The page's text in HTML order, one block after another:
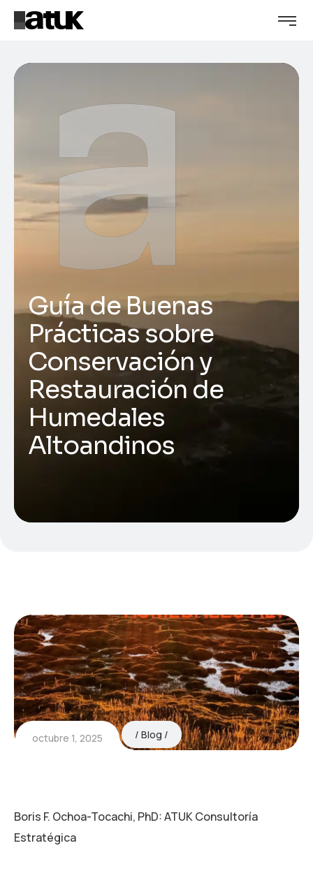
Guía de Buenas
Prácticas sobre
Conservación y
Restauración de
Humedales
Altoandinos
octubre 1, 2025 Blog
Boris F. Ochoa-Tocachi, PhD: ATUK Consultoría
Estratégica